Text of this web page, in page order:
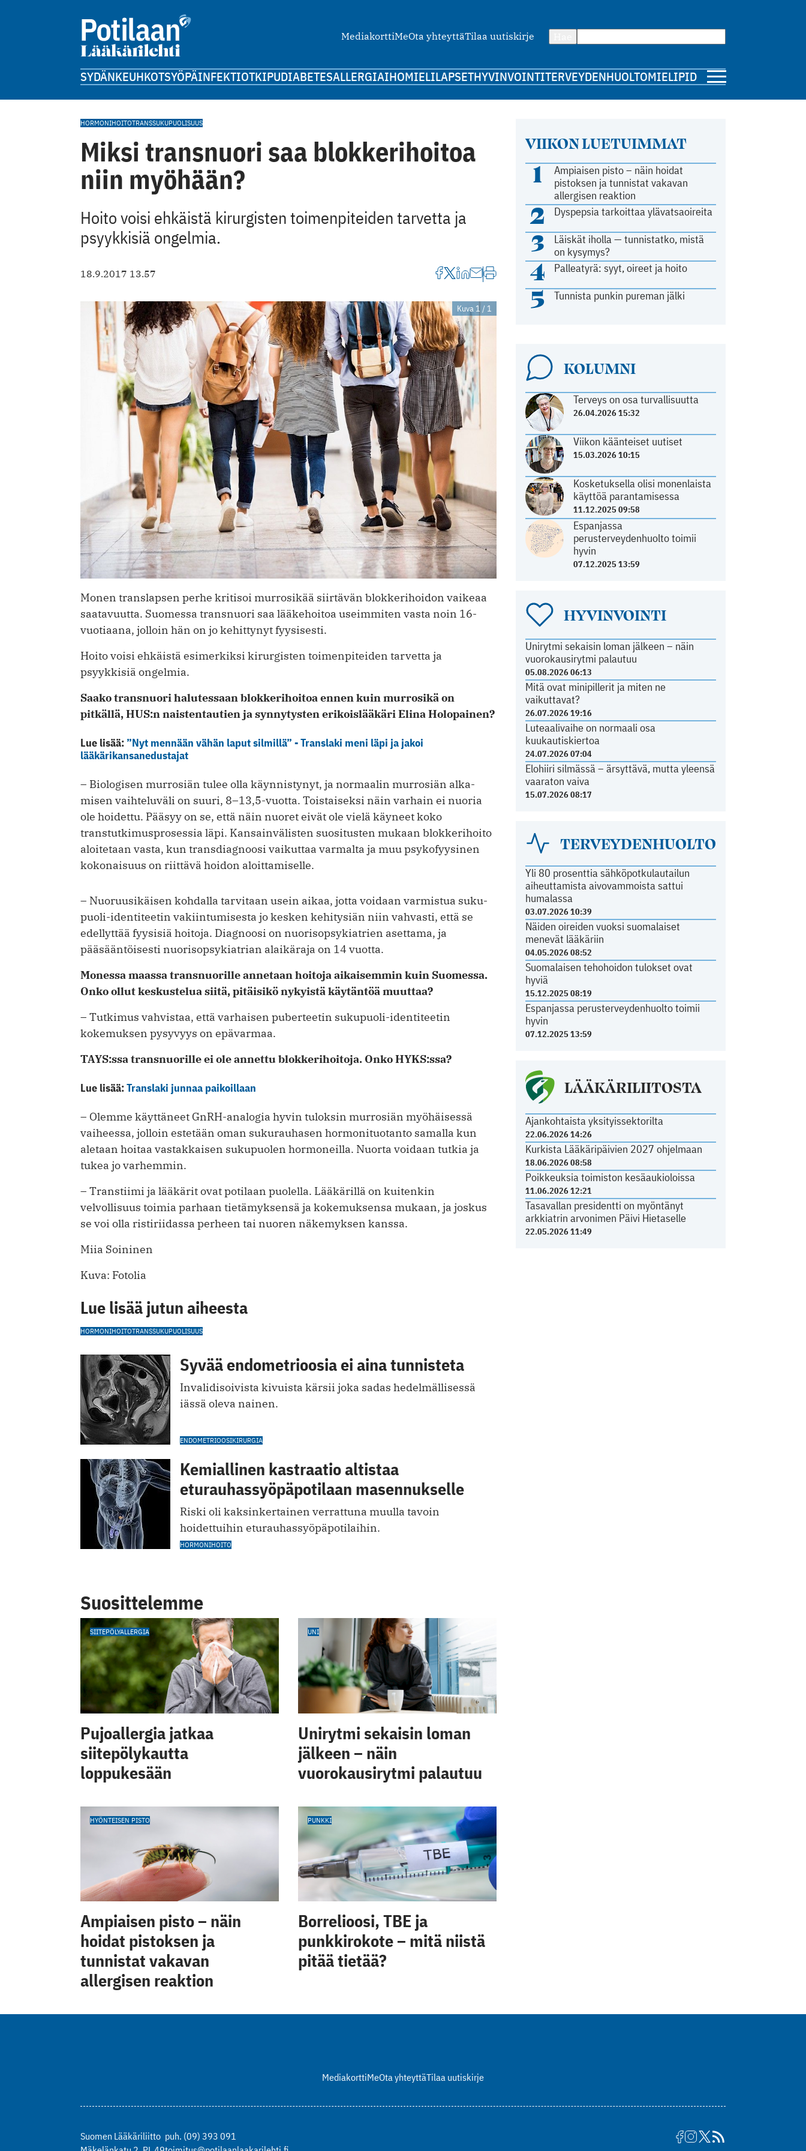
MediakorttiMeOta yhteyttäTilaa uutiskirje
SYDÄNKEUHKOTSYÖPÄINFEKTIOTKIPUDIABETESALLERGIAIHOMIELILAPSETHYVINVOINTITERVEYDENHUOLTOMIELIPIDE
VIIKON LUETUIMMAT
1
Ampiaisen pisto – näin hoidat
pistoksen ja tunnistat vakavan
allergisen reaktion
2 Dyspepsia tarkoittaa ylävatsaoireita
3
Läiskät iholla — tunnistatko, mistä
on kysymys?
4 Palleatyrä: syyt, oireet ja hoito
5 Tunnista punkin pureman jälki
KOLUMNI
Terveys on osa turvallisuutta
26.04.2026 15:32
Viikon käänteiset uutiset
15.03.2026 10:15
Kosketuksella olisi monenlaista
käyttöä parantamisessa
11.12.2025 09:58
Espanjassa
perusterveydenhuolto toimii
hyvin
07.12.2025 13:59
HYVINVOINTI
Unirytmi sekaisin loman jälkeen – näin
vuorokausirytmi palautuu
05.08.2026 06:13
Mitä ovat minipillerit ja miten ne
vaikuttavat?
26.07.2026 19:16
Luteaalivaihe on normaali osa
kuukautiskiertoa
24.07.2026 07:04
Elohiiri silmässä – ärsyttävä, mutta yleensä
vaaraton vaiva
15.07.2026 08:17
TERVEYDENHUOLTO
Yli 80 prosenttia sähköpotkulautailun
aiheuttamista aivovammoista sattui
humalassa
03.07.2026 10:39
Näiden oireiden vuoksi suomalaiset
menevät lääkäriin
04.05.2026 08:52
Suomalaisen tehohoidon tulokset ovat
hyviä
15.12.2025 08:19
Espanjassa perusterveydenhuolto toimii
hyvin
07.12.2025 13:59
LÄÄKÄRILIITOSTA
Ajankohtaista yksityissektorilta
22.06.2026 14:26
Kurkista Lääkäripäivien 2027 ohjelmaan
18.06.2026 08:58
Poikkeuksia toimiston kesäaukioloissa
11.06.2026 12:21
Tasavallan presidentti on myöntänyt
arkkiatrin arvonimen Päivi Hietaselle
22.05.2026 11:49
HORMONIHOITOTRANSSUKUPUOLISUUS
Miksi transnuori saa blokkerihoitoa
niin myöhään?
Hoito voisi ehkäistä kirurgisten toimenpiteiden tarvetta ja
psyykkisiä ongelmia.
18.9.2017 13.57
Kuva 1 / 1
Monen translapsen perhe kritisoi ­murrosikää siirtävän blokkerihoidon vaikeaa
saatavuutta. Suomessa transnuori saa lääkehoitoa useimmiten vasta noin 16-
vuotiaana, jolloin hän on jo kehittynyt fyysisesti.
Hoito voisi ehkäistä esimerkiksi kirurgisten toimenpiteiden tarvetta ja
psyykkisiä ongelmia.
Saako transnuori halutessaan ­blok­kerihoitoa ennen kuin murrosikä on
pitkällä, HUS:n naistentautien ja ­synnytysten erikoislääkäri Elina ­Holopainen?
Lue lisää: ”Nyt mennään vähän laput silmillä” - Translaki meni läpi ja jakoi
lääkärikansanedustajat
– Biologisen murrosiän tulee olla käynnistynyt, ja normaalin murrosiän alka­
misen vaihteluväli on suuri, 8–13,5-vuotta. Toistaiseksi näin varhain ei nuoria
ole hoidettu. Pääsyy on se, että näin nuoret eivät ole vielä käyneet koko
transtutkimusprosessia läpi. Kansainvälisten suositusten mukaan blokkerihoito
aloitetaan vasta, kun transdiagnoosi vaikuttaa varmalta ja muu psykofyysinen
kokonaisuus on riittävä hoidon aloitta­miselle.
– Nuoruusikäisen kohdalla tarvitaan usein aikaa, jotta voidaan varmistua suku­
puoli-identiteetin vakiintumisesta jo kesken kehitysiän niin vahvasti, että se
edellyttää fyysisiä hoitoja. Diagnoosi on nuorisopsykiatrien asettama, ja
pääsääntöisesti nuoriso­psykiatrian alaikä­raja on 14 vuotta.
Monessa maassa transnuorille annetaan hoitoja aikaisemmin kuin Suomessa.
Onko ollut keskustelua siitä, pitäisikö nykyistä käytäntöä muuttaa?
– Tutkimus vahvistaa, että varhaisen puberteetin sukupuoli-identiteetin
kokemuksen pysyvyys on epävarmaa.
TAYS:ssa transnuorille ei ole annettu blokkerihoitoja. Onko HYKS:ssa?
Lue lisää:Translaki junnaa paikoillaan
– Olemme käyttäneet GnRH-analogia hyvin tuloksin murrosiän myöhäisessä
vaiheessa, jolloin estetään oman sukurauhasen hormonituotanto samalla kun
aletaan hoitaa vastakkaisen sukupuolen hormoneilla. Nuorta voidaan tutkia ja
tukea jo varhemmin.
– Transtiimi ja lääkärit ovat potilaan puolella. Lääkärillä on kuitenkin
velvollisuus toimia parhaan tietämyksensä ja kokemuksensa mukaan, ja joskus
se voi olla ristiriidassa perheen tai nuoren näkemyksen kanssa.
Miia Soininen
Kuva: Fotolia
Lue lisää jutun aiheesta
HORMONIHOITOTRANSSUKUPUOLISUUS
Syvää endometrioosia ei aina tunnisteta
Invalidisoivista kivuista kärsii joka sadas hedelmällisessä
iässä oleva nainen.
ENDOMETRIOOSIKIRURGIA
Kemiallinen kastraatio altistaa
eturauhassyöpä­potilaan masennukselle
Riski oli kaksinkertainen verrattuna muulla tavoin
hoidettuihin eturauhassyöpäpotilaihin.
HORMONIHOITO
Suosittelemme
SIITEPÖLYALLERGIA
Pujoallergia jatkaa
siitepölykautta
loppukesään
UNI
Unirytmi sekaisin loman
jälkeen – näin
vuorokausirytmi palautuu
HYÖNTEISEN PISTO
Ampiaisen pisto – näin
hoidat pistoksen ja
tunnistat vakavan
allergisen reaktion
PUNKKI
Borrelioosi, TBE ja
punkkirokote – mitä niistä
pitää tietää?
MediakorttiMeOta yhteyttäTilaa uutiskirje
Suomen Lääkäriliitto puh. (09) 393 091